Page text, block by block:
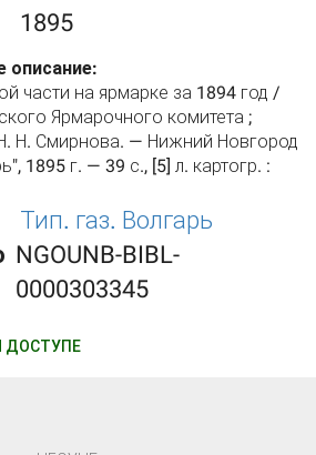
1895
описание:
части на ярмарке за 1894 год /
Ярмарочного комитета ;
Н. Смирнова. — Нижний Новгород
1895 г. — 39 с., [5] л. картогр. :
Тип. газ. Волгарь
NGOUNB-BIBL-
0000303345
ДОСТУПЕ